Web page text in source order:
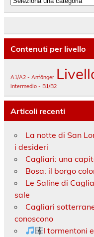
Contenuti per livello
A1/A2 - Anfänger
intermedio - B1/B2
Articoli recenti
La notte di San
i desideri
Cagliari: una
Bosa: il borgo
Le Saline di
sale
Cagliari
conoscono
I tormentoni